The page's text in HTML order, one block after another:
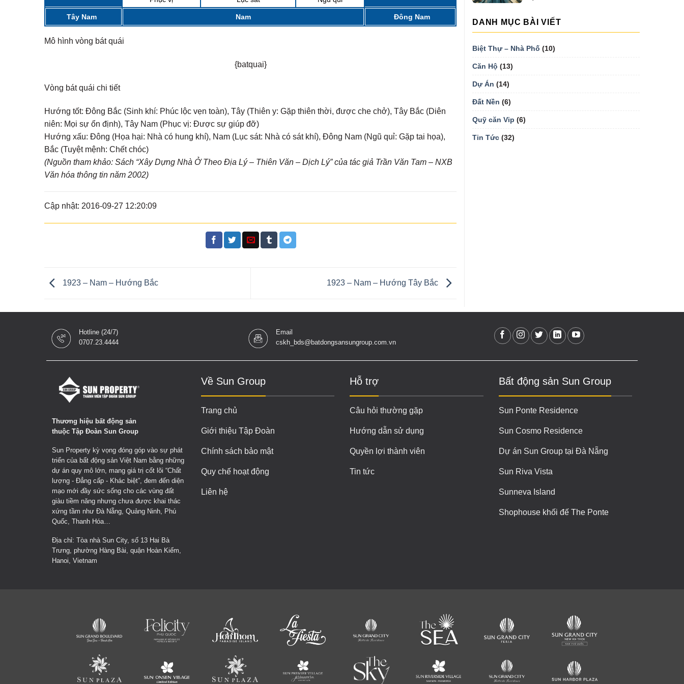
Tây Nam Nam Đông Nam
Mô hình vòng bát quái
{batquai}
Vòng bát quái chi tiết
Hướng tốt: Đông Bắc (Sinh khí: Phúc lộc vẹn toàn), Tây (Thiên y: Gặp thiên thời, được che chở), Tây Bắc (Diên
niên: Mọi sự ổn định), Tây Nam (Phục vị: Được sự giúp đỡ)
Hướng xấu: Đông (Họa hại: Nhà có hung khí), Nam (Lục sát: Nhà có sát khí), Đông Nam (Ngũ quỉ: Gặp tai họa),
Bắc (Tuyệt mệnh: Chết chóc)
(Nguồn tham khảo: Sách “Xây Dựng Nhà Ở Theo Địa Lý – Thiên Văn – Dịch Lý” của tác giả Trần Văn Tam – NXB
Văn hóa thông tin năm 2002)
Cập nhật: 2016-09-27 12:20:09
1923 – Nam – Hướng Bắc 1923 – Nam – Hướng Tây Bắc
MẠI...
DANH MỤC BÀI VIẾT
Biệt Thự – Nhà Phố (10)
Căn Hộ (13)
Dự Án (14)
Đất Nền (6)
Quỹ căn Vip (6)
Tin Tức (32)
Hotline (24/7)
0707.23.4444
Email
cskh_bds@batdongsansungroup.com.vn
Thương hiệu bất động sản
thuộc Tập Đoàn Sun Group
Sun Property kỳ vọng đóng góp vào sự phát
triển của bất động sản Việt Nam bằng những
dự án quy mô lớn, mang giá trị cốt lõi “Chất
lượng - Đẳng cấp - Khác biệt”, đem đến diện
mạo mới đầy sức sống cho các vùng đất
giàu tiềm năng nhưng chưa được khai thác
xứng tầm như Đà Nẵng, Quảng Ninh, Phú
Quốc, Thanh Hóa…
Địa chỉ: Tòa nhà Sun City, số 13 Hai Bà
Trưng, phường Hàng Bài, quận Hoàn Kiếm,
Hanoi, Vietnam
Về Sun Group
Trang chủ
Giới thiệu Tập Đoàn
Chính sách bảo mật
Quy chế hoạt động
Liên hệ
Hỗ trợ
Câu hỏi thường gặp
Hướng dẫn sử dụng
Quyền lợi thành viên
Tin tức
Bất động sản Sun Group
Sun Ponte Residence
Sun Cosmo Residence
Dự án Sun Group tại Đà Nẵng
Sun Riva Vista
Sunneva Island
Shophouse khối đế The Ponte